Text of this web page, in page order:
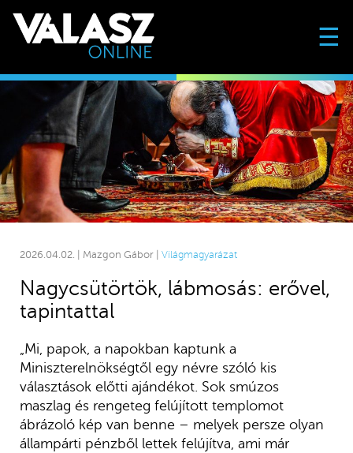
☰
2026.04.02. | Mazgon Gábor | Világmagyarázat
Nagycsütörtök, lábmosás: erővel,
tapintattal
„Mi, papok, a napokban kaptunk a
Miniszterelnökségtől egy névre szóló kis
választások előtti ajándékot. Sok smúzos
maszlag és rengeteg felújított templomot
ábrázoló kép van benne – melyek persze olyan
állampárti pénzből lettek felújítva, ami már